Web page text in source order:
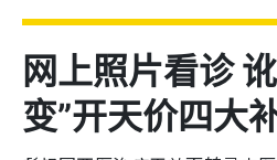
网上照片看诊
变”开天价四大